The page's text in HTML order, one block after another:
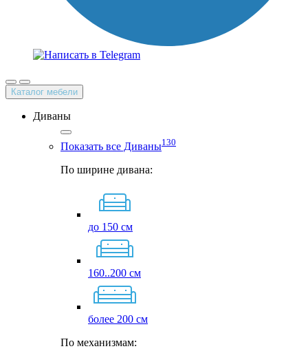
Каталог мебели
Диваны
Показать все Диваны130
По ширине дивана:
до 150 см
160..200 см
более 200 см
По механизмам: